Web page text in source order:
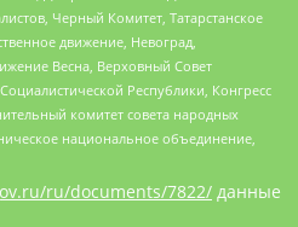
Черный Комитет, Татарстанское
движение, Невоград,
Весна, Верховный Совет
Республики, Конгресс
комитет совета народных
национальное объединение,
ru/documents/7822/ данные